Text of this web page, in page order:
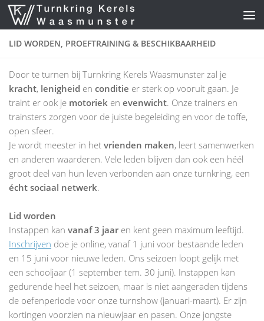
Skip to content
LID WORDEN, PROEFTRAINING & BESCHIKBAARHEID
Door te turnen bij Turnkring Kerels Waasmunster zal je
kracht, lenigheid en conditie er sterk op vooruit gaan. Je
traint er ook je motoriek en evenwicht. Onze trainers en
trainsters zorgen voor de juiste begeleiding en voor de toffe,
open sfeer.
Je wordt meester in het vrienden maken, leert samenwerken
en anderen waarderen. Vele leden blijven dan ook een héél
groot deel van hun leven verbonden aan onze turnkring, een
écht sociaal netwerk.
Lid worden
Instappen kan vanaf 3 jaar en kent geen maximum leeftijd.
Inschrijven doe je online, vanaf 1 juni voor bestaande leden
en 15 juni voor nieuwe leden. Ons seizoen loopt gelijk met
een schooljaar (1 september tem. 30 juni). Instappen kan
gedurende heel het seizoen, maar is niet aangeraden tijdens
de oefenperiode voor onze turnshow (januari-maart). Er zijn
kortingen voorzien na nieuwjaar en pasen. Onze jongste